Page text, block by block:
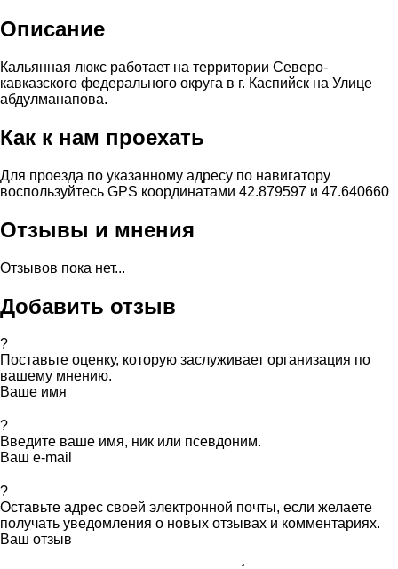
Описание
Кальянная люкс работает на территории Северо-
кавказского федерального округа в г. Каспийск на Улице
абдулманапова.
Как к нам проехать
Для проезда по указанному адресу по навигатору
воспользуйтесь GPS координатами 42.879597 и 47.640660
Отзывы и мнения
Отзывов пока нет...
Добавить отзыв
?
Поставьте оценку, которую заслуживает организация по
вашему мнению.
Ваше имя
?
Введите ваше имя, ник или псевдоним.
Ваш e-mail
?
Оставьте адрес своей электронной почты, если желаете
получать уведомления о новых отзывах и комментариях.
Ваш отзыв